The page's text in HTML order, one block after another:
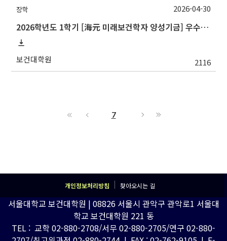
장학
2026학년도 1학기 [海元 미래보건학자 양성기금] 우수논문 장학금 장학생 선발 안내
보건대학원 2116
2026-04-30
7
개인정보처리방침 찾아오시는 길
서울대학교 보건대학원 | 08826 서울시 관악구 관악로1 서울대
학교 보건대학원 221 동
TEL : 교학 02-880-2708/서무 02-880-2705/연구 02-880-